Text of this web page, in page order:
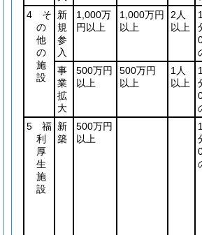
4 そ
の
他
の
施
設
新
規
参
入
1,000万
円以上
1,000万円
以上
2人
以上
事
業
拡
大
500万円
以上
500万円
以上
1人
以上
5 福
利
厚
生
施
設
新
築
500万円
以上